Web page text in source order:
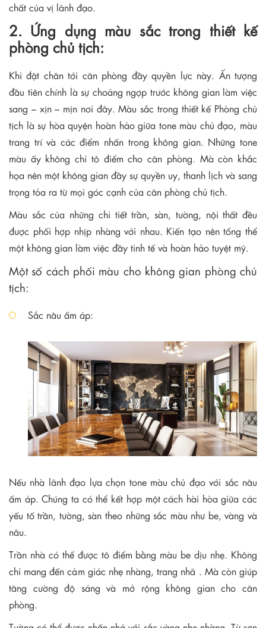
chất của vị lãnh đạo.
2. Ứng dụng màu sắc trong thiết kế
phòng chủ tịch:
Khi đặt chân tới căn phòng đầy quyền lực này. Ấn tượng
đầu tiên chính là sự choáng ngợp trước không gian làm việc
sang – xịn – mịn nơi đây. Màu sắc trong thiết kế Phòng chủ
tịch là sự hòa quyện hoàn hảo giữa tone màu chủ đạo, màu
trang trí và các điểm nhấn trong không gian. Những tone
màu ấy không chỉ tô điểm cho căn phòng. Mà còn khắc
họa nên một không gian đầy sự quyền uy, thanh lịch và sang
trọng tỏa ra từ mọi góc cạnh của căn phòng chủ tịch.
Màu sắc của những chi tiết trần, sàn, tường, nội thất đều
được phối hợp nhịp nhàng với nhau. Kiến tạo nên tổng thể
một không gian làm việc đầy tinh tế và hoàn hảo tuyệt mỹ.
Một số cách phối màu cho không gian phòng chủ
tịch:
Sắc nâu ấm áp:
Nếu nhà lãnh đạo lựa chọn tone màu chủ đạo với sắc nâu
ấm áp. Chúng ta có thể kết hợp một cách hài hòa giữa các
yếu tố trần, tường, sàn theo những sắc màu như be, vàng và
nâu.
Trần nhà có thể được tô điểm bằng màu be dịu nhẹ. Không
chỉ mang đến cảm giác nhẹ nhàng, trang nhã . Mà còn giúp
tăng cường độ sáng và mở rộng không gian cho căn
phòng.